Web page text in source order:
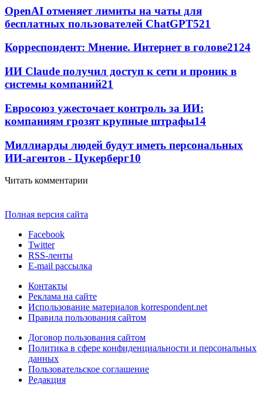
OpenAI отменяет лимиты на чаты для
бесплатных пользователей ChatGPT521
Корреспондент: Мнение. Интернет в голове2124
ИИ Claude получил доступ к сети и проник в
системы компаний21
Евросоюз ужесточает контроль за ИИ:
компаниям грозят крупные штрафы14
Миллиарды людей будут иметь персональных
ИИ-агентов - Цукерберг10
Читать комментарии
Полная версия сайта
Facebook
Twitter
RSS-ленты
E-mail рассылка
Контакты
Реклама на сайте
Использование материалов korrespondent.net
Правила пользования сайтом
Договор пользования сайтом
Политика в сфере конфиденциальности и персональных
данных
Пользовательское соглашение
Редакция